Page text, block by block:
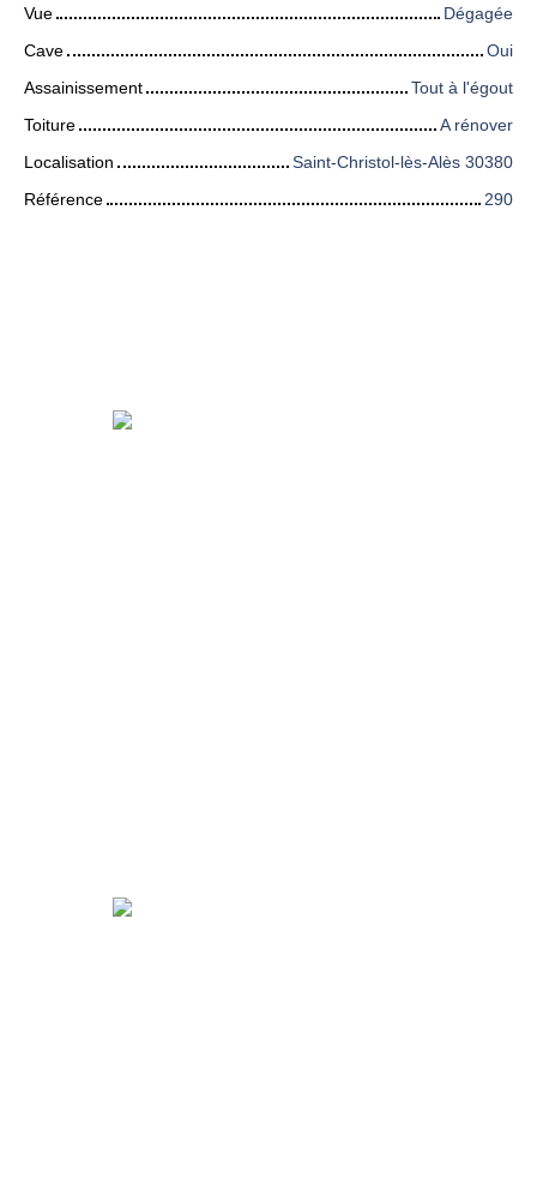
Vue
Dégagée
Cave
Oui
Assainissement
Tout à l'égout
Toiture
A rénover
Localisation
Saint-Christol-lès-Alès 30380
Référence
290